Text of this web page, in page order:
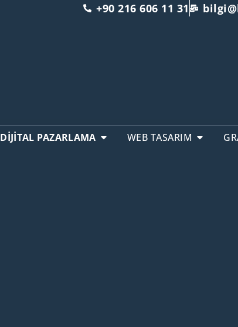
+90 216 606 11 31
DİJİTAL PAZARLAMA WEB TASARIM